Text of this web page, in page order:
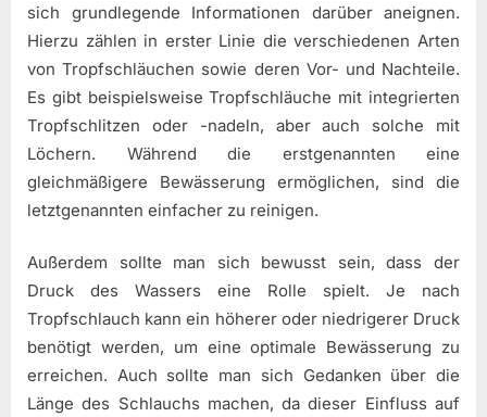
sich grundlegende Informationen darüber aneignen.
Hierzu zählen in erster Linie die verschiedenen Arten
von Tropfschläuchen sowie deren Vor- und Nachteile.
Es gibt beispielsweise Tropfschläuche mit integrierten
Tropfschlitzen oder -nadeln, aber auch solche mit
Löchern. Während die erstgenannten eine
gleichmäßigere Bewässerung ermöglichen, sind die
letztgenannten einfacher zu reinigen.
Außerdem sollte man sich bewusst sein, dass der
Druck des Wassers eine Rolle spielt. Je nach
Tropfschlauch kann ein höherer oder niedrigerer Druck
benötigt werden, um eine optimale Bewässerung zu
erreichen. Auch sollte man sich Gedanken über die
Länge des Schlauchs machen, da dieser Einfluss auf